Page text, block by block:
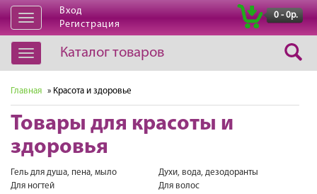
Открыть
навигацию
Вход
Регистрация
0 - 0р.
Открыть
навигацию
Каталог товаров
Главная » Красота и здоровье
Товары для красоты и
здоровья
Гель для душа, пена, мыло
Духи, вода, дезодоранты
Для ногтей
Для волос